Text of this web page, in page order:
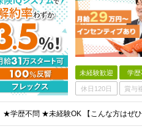
未経験歓迎 学歴
休日120日 賞与